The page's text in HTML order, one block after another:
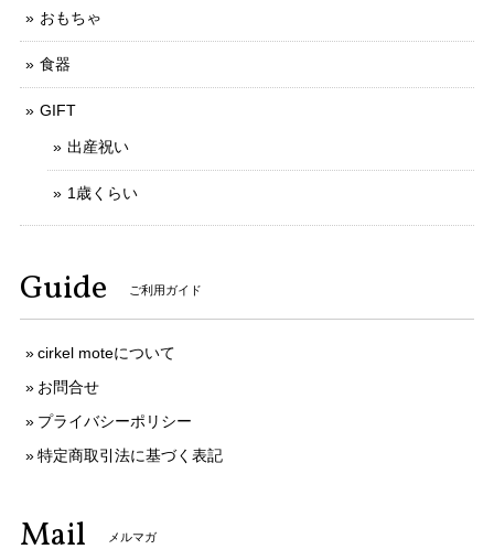
おもちゃ
食器
GIFT
出産祝い
1歳くらい
Guide ご利用ガイド
cirkel moteについて
お問合せ
プライバシーポリシー
特定商取引法に基づく表記
Mail メルマガ